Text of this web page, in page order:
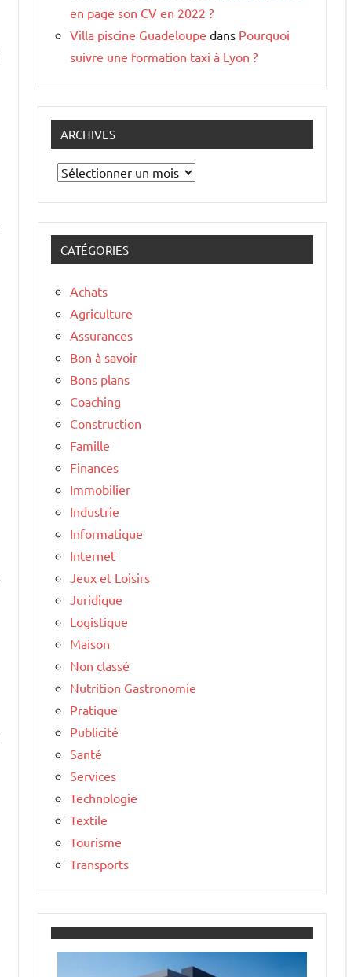
en page son CV en 2022 ?
Villa piscine Guadeloupe dans Pourquoi
suivre une formation taxi à Lyon ?
ARCHIVES
Archives
CATÉGORIES
Achats
Agriculture
Assurances
Bon à savoir
Bons plans
Coaching
Construction
Famille
Finances
Immobilier
Industrie
Informatique
Internet
Jeux et Loisirs
Juridique
Logistique
Maison
Non classé
Nutrition Gastronomie
Pratique
Publicité
Santé
Services
Technologie
Textile
Tourisme
Transports